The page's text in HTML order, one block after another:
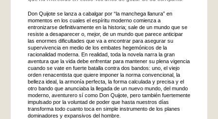
Don Quijote se lanza a cabalgar por “la manchega llanura” en
momentos en los cuales el espíritu moderno comienza a
entronizarse definitivamente en la historia; sale de un mundo que se
resiste a desaparecer o, mejor, de un mundo que parece anticipar
las enormes dificultades que va a encontrar para asegurar su
supervivencia en medio de los embates hegemónicos de la
racionalidad moderna. En realidad, toda la novela narra la gran
aventura que la vida debe enfrentar para mantener su plena vigencia
cuando se vate en fuerte batalla contra dos bandos: uno, el viejo
orden renacentista que quiere imponer la norma convencional, la
belleza ideal, la armonía perfecta, la forma calculada y precisa y el
otro bando que anunciaba la llegada de un nuevo mundo, del mundo
moderno, aventurero sí como Don Quijote, pero también fuertemente
impulsado por la voluntad de poder que hasta nuestros días
transforma todo cuanto toca en simple instrumento de los planes
dominadores y expansivos del hombre.